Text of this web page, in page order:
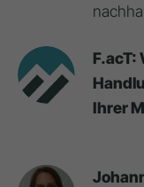
F.acT:
Ihrer